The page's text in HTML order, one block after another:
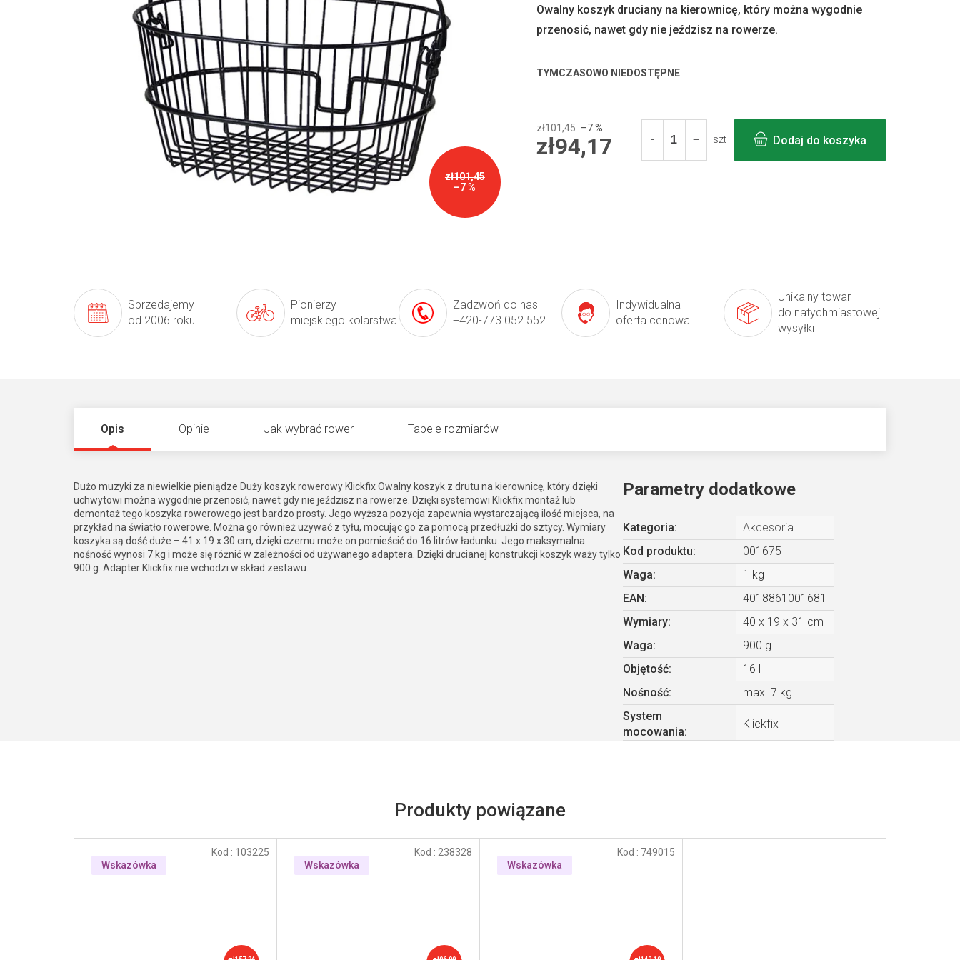
zł101,45
–7 %
TYMCZASOWO NIEDOSTĘPNE
Owalny koszyk druciany na kierownicę, który można wygodnie
przenosić, nawet gdy nie jeździsz na rowerze.
0,0
5
zł101,45 –7 %
zł94,17 szt Dodaj do koszyka
Sprzedajemy
od 2006 roku
Pionierzy
miejskiego kolarstwa
Zadzwoń do nas
+420-773 052 552
Indywidualna
oferta cenowa
Unikalny towar
do natychmiastowej
wysyłki
Produkty powiązane
Wskazówka
Kod : 103225
Wskazówka
Kod : 238328
Wskazówka
Kod : 749015
Opis Opinie Jak wybrać rower Tabele rozmiarów
Dużo muzyki za niewielkie pieniądze Duży koszyk rowerowy Klickfix Owalny koszyk z drutu na kierownicę, który dzięki
uchwytowi można wygodnie przenosić, nawet gdy nie jeździsz na rowerze. Dzięki systemowi Klickfix montaż lub
demontaż tego koszyka rowerowego jest bardzo prosty. Jego wyższa pozycja zapewnia wystarczającą ilość miejsca, na
przykład na światło rowerowe. Można go również używać z tyłu, mocując go za pomocą przedłużki do sztycy. Wymiary
koszyka są dość duże – 41 x 19 x 30 cm, dzięki czemu może on pomieścić do 16 litrów ładunku. Jego maksymalna
nośność wynosi 7 kg i może się różnić w zależności od używanego adaptera. Dzięki drucianej konstrukcji koszyk waży tylko
900 g. Adapter Klickfix nie wchodzi w skład zestawu.
Parametry dodatkowe
Kategoria:
Akcesoria
Kod produktu:
001675
Waga:
1 kg
EAN :
4018861001681
Wymiary:
40 x 19 x 31 cm
Waga:
900 g
Objętość:
16 l
Nośność:
max. 7 kg
System
mocowania:
Klickfix